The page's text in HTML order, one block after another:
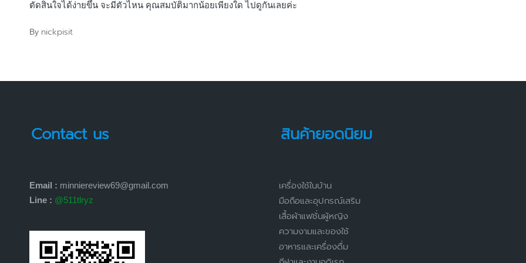
ตัดสินใจได้ง่ายขึ้น จะมีตัวไหน คุณสมบัติมากน้อยเพียงใด ไปดูกันเลยค่ะ
Posted
By nickpisit
Contact us
Email : minniereview69@gmail.com
Line : @511tlryz
สินค้ายอดนิยม
เครื่องใช้ในบ้าน
มือถือและอุปกรณ์เสริม
เสื้อผ้าแฟชั่นผู้หญิง
ความงามและของใช้
อาหารและเครื่องดื่ม